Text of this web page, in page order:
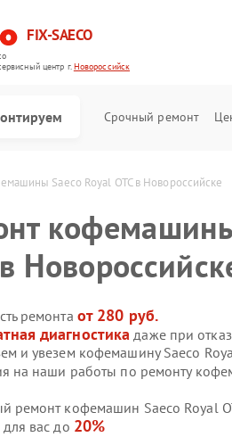
FIX-SAECO
центр г.Новороссийск
Срочный ремонт
Saeco Royal OTC в Новороссийске
ремонта от 280 руб.
диагностика даже при
и увезем кофемашину Saeco
на наши работы по ремонту
ремонт кофемашин Saeco Royal
вас до 20%